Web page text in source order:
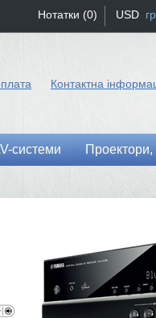
Нотатки (0) USD
Контактна
системи Проектори,